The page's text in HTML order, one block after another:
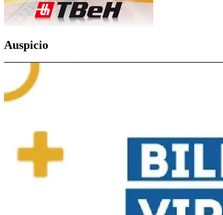
Auspicio